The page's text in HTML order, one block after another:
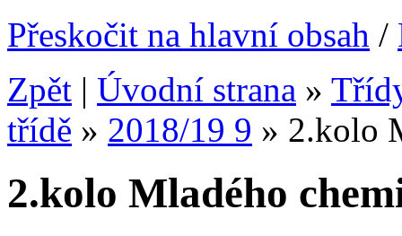
Přeskočit na hlavní obsah /
Zpět | Úvodní strana »
třídě » 2018/19 9 » 2.kolo
2.kolo Mladého